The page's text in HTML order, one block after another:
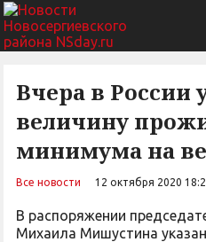
Вчера в России
величину
минимума на
Все новости 12 октября 2020
В распоряжении
Михаила Мишустина